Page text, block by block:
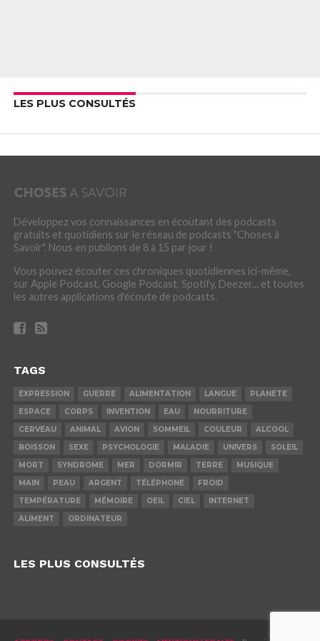
LES PLUS CONSULTÉS
Développez vos connaissances en écoutant des podcasts
gratuits et quotidiens sur le réseau de podcasts "Choses à
Savoir". Nous en publions de 8 à 15 par jour !
Vous pouvez écouter ces chroniques quotidiennes ici-même,
sur Apple Podcast, Google Podcast, Spotify, Deezer... et toutes
les autres applications d'écoute de podcasts.
TAGS
EXPRESSION GUERRE ALIMENTATION LANGUE
PLANETE
ESPACE
CORPS INVENTION EAU
NOURRITURE
CERVEAU
ANIMAL AVION SOMMEIL COULEUR
ALCOOL
BOISSON
SEXE PSYCHOLOGIE MALADIE UNIVERS
SOLEIL
MORT
SYNDROME MER DORMIR TERRE
MUSIQUE
MAIN
PEAU ARGENT TÉLÉPHONE
FROID
TEMPÉRATURE
MÉMOIRE OEIL CIEL
INTERNET
ALIMENT
ORDINATEUR
LES PLUS CONSULTÉS